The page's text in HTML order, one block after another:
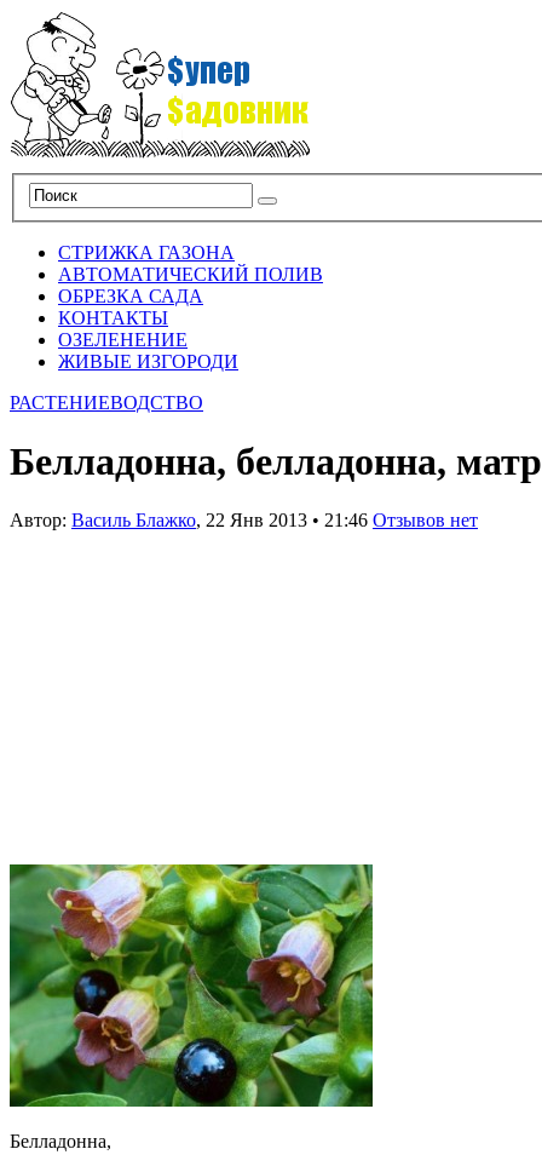
СТРИЖКА ГАЗОНА
АВТОМАТИЧЕСКИЙ ПОЛИВ
ОБРЕЗКА САДА
КОНТАКТЫ
ОЗЕЛЕНЕНИЕ
ЖИВЫЕ ИЗГОРОДИ
РАСТЕНИЕВОДСТВО
Белладонна, белладонна,
Автор: Василь Блажко, 22 Янв 2013 • 21:46 Отзывов нет
Белладонна,